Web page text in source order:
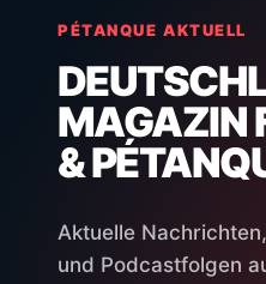
PÉTANQUE AKTUELL
MAGAZIN
&
Aktuelle
und Podcastfolgen